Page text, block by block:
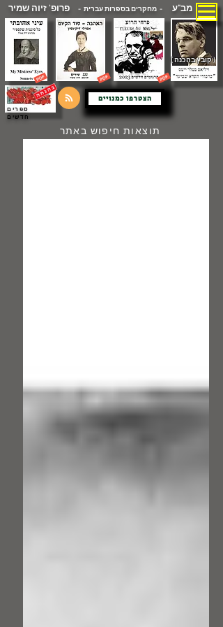
מב"ע - מחקרים בספרות עברית -פרופ' זיוה שמיר
( קובץ בהכנה )
הצטרפו כמנויים
ספרים
חדשים
תוצאות חיפוש באתר